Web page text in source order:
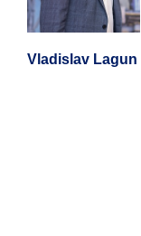
Vladislav Lagun